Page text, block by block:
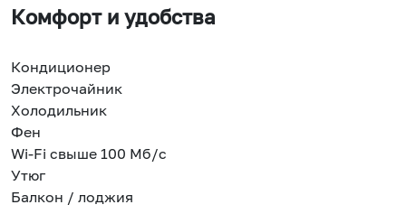
Комфорт и удобства
Кондиционер
Электрочайник
Холодильник
Фен
Wi-Fi свыше 100 Мб/с
Утюг
Балкон / лоджия